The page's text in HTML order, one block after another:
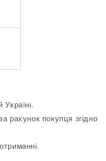
рахунок покупця згідно